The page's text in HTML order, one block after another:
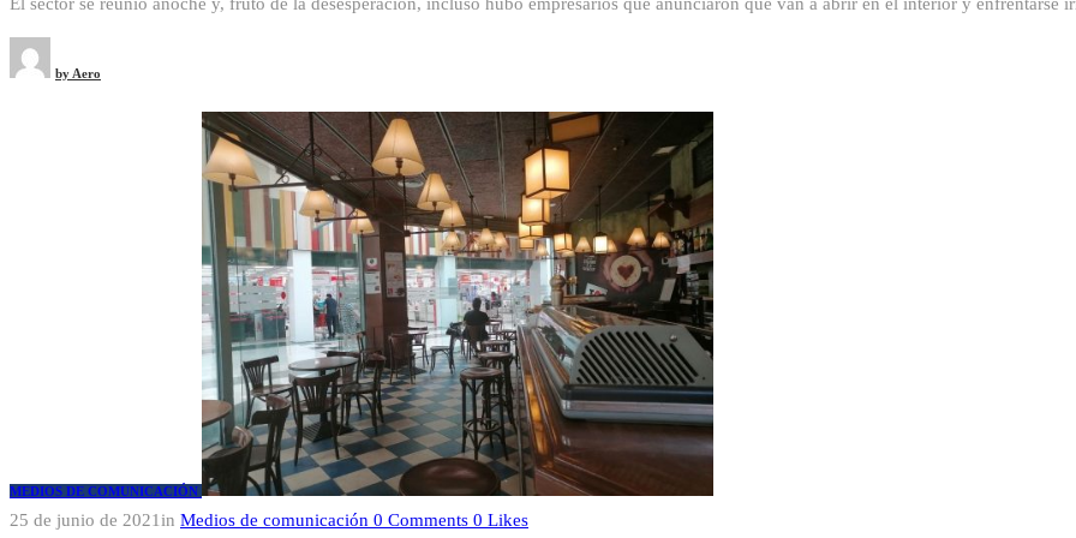
by Aero
MEDIOS DE COMUNICACIÓN
25 de junio de 2021 in Medios de comunicación 0 Comments 0 Likes